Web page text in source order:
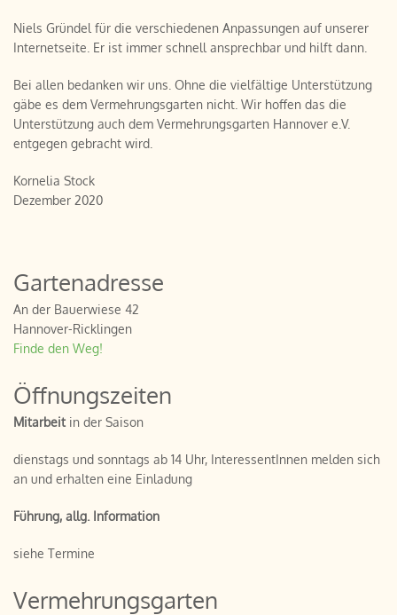
Niels Gründel für die verschiedenen Anpassungen auf unserer
Internetseite. Er ist immer schnell ansprechbar und hilft dann.
Bei allen bedanken wir uns. Ohne die vielfältige Unterstützung
gäbe es dem Vermehrungsgarten nicht. Wir hoffen das die
Unterstützung auch dem Vermehrungsgarten Hannover e.V.
entgegen gebracht wird.
Kornelia Stock
Dezember 2020
Gartenadresse
An der Bauerwiese 42
Hannover-Ricklingen
Finde den Weg!
Öffnungszeiten
Mitarbeit in der Saison
dienstags und sonntags ab 14 Uhr, InteressentInnen melden sich
an und erhalten eine Einladung
Führung, allg. Information
siehe Termine
Vermehrungsgarten